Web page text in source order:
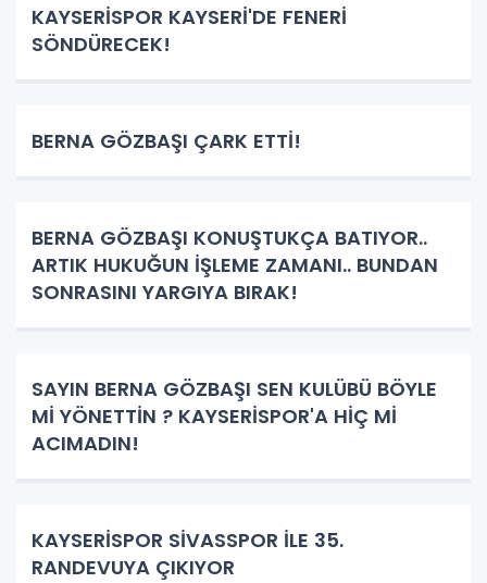
KAYSERİSPOR KAYSERİ'DE FENERİ
SÖNDÜRECEK!
BERNA GÖZBAŞI ÇARK ETTİ!
BERNA GÖZBAŞI KONUŞTUKÇA BATIYOR..
ARTIK HUKUĞUN İŞLEME ZAMANI.. BUNDAN
SONRASINI YARGIYA BIRAK!
SAYIN BERNA GÖZBAŞI SEN KULÜBÜ BÖYLE
Mİ YÖNETTİN ? KAYSERİSPOR'A HİÇ Mİ
ACIMADIN!
KAYSERİSPOR SİVASSPOR İLE 35.
RANDEVUYA ÇIKIYOR